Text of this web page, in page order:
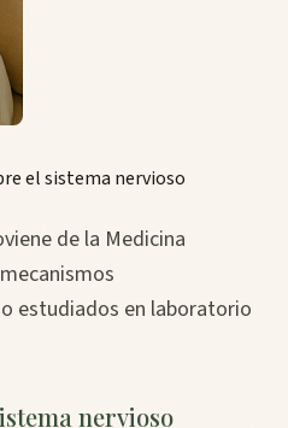
el sistema nervioso
de la Medicina
estudiados en laboratorio
nervioso